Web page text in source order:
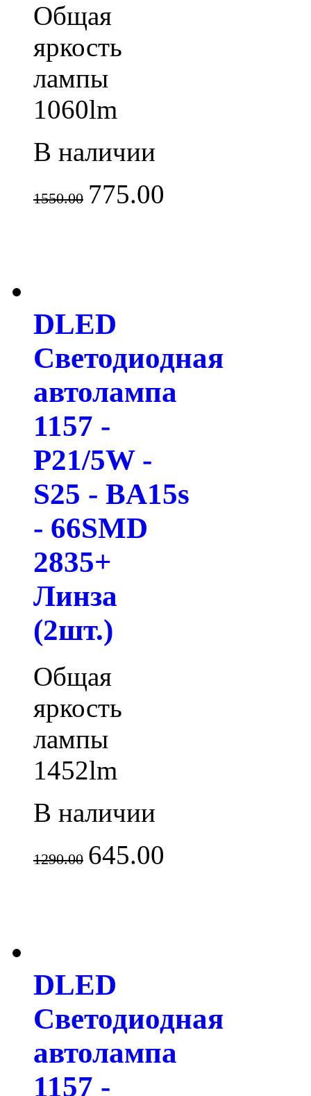
Общая
яркость
лампы
1060lm
В наличии
1550.00 775.00
DLED
Светодиодная
автолампа
1157 -
P21/5W -
S25 - BA15s
- 66SMD
2835+
Линза
(2шт.)
Общая
яркость
лампы
1452lm
В наличии
1290.00 645.00
DLED
Светодиодная
автолампа
1157 -